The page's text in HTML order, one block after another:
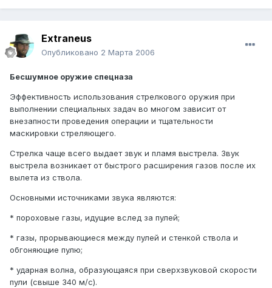
Extraneus
Опубликовано 2 Марта 2006
Бесшумное оружие спецназа
Эффективность использования стрелкового оружия при
выполнении специальных задач во многом зависит от
внезапности проведения операции и тщательности
маскировки стреляющего.
Стрелка чаще всего выдает звук и пламя выстрела. Звук
выстрела возникает от быстрого расширения газов после их
вылета из ствола.
Основными источниками звука являются:
* пороховые газы, идущие вслед за пулей;
* газы, прорывающиеся между пулей и стенкой ствола и
обгоняющие пулю;
* ударная волна, образующаяся при сверхзвуковой скорости
пули (свыше 340 м/с).